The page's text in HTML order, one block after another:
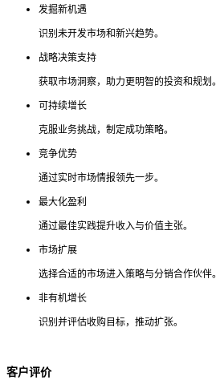
发掘新机遇
识别未开发市场和新兴趋势。
战略决策支持
获取市场洞察，助力更明智的投资和规划。
可持续增长
克服业务挑战，制定成功策略。
竞争优势
通过实时市场情报领先一步。
最大化盈利
通过最佳实践提升收入与价值主张。
市场扩展
选择合适的市场进入策略与分销合作伙伴。
非有机增长
识别并评估收购目标，推动扩张。
客户评价